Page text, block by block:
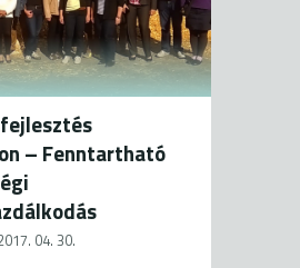
– Fenntartható
04. 30.